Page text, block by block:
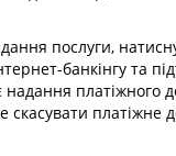
послуги,
банкінгу та
надання платіжного
платіжне